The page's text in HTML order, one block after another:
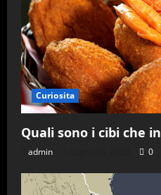
Curiosita
Quali sono i cibi che
admin 0